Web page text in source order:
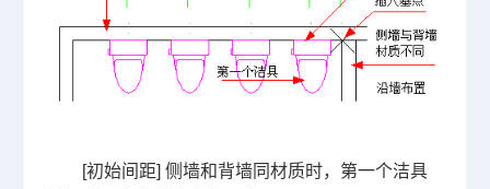
[初始间距] 侧墙和背墙同材质时，第一个洁具